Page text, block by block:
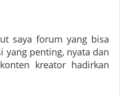
saya forum yang bisa
penting, nyata dan
kreator hadirkan